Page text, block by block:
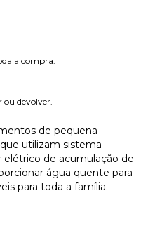
a compra.
ou devolver.
de pequena
utilizam sistema
de acumulação de
água quente para
para toda a família.